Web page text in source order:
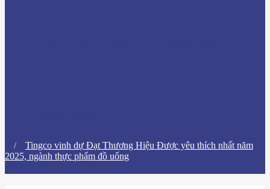
​Tingco vinh dự Đạt Thương Hiệu Được yêu thích nhất năm
2025, ngành thực phẩm đồ uống